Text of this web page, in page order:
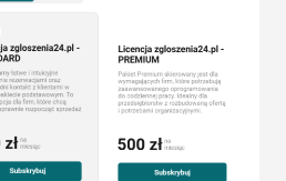
WYBRAĆ
I
KIEDY?